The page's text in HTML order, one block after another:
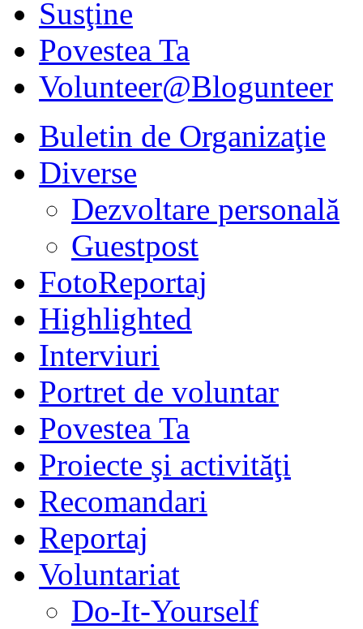
Susţine
Povestea Ta
Volunteer@Blogunteer
Buletin de Organizaţie
Diverse
Dezvoltare personală
Guestpost
FotoReportaj
Highlighted
Interviuri
Portret de voluntar
Povestea Ta
Proiecte şi activităţi
Recomandari
Reportaj
Voluntariat
Do-It-Yourself